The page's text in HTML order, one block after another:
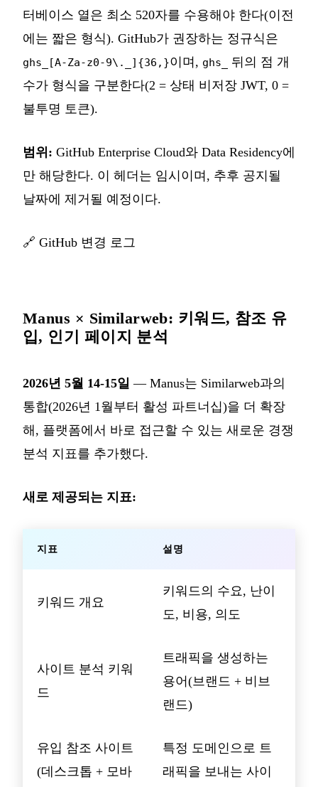
터베이스 열은 최소 520자를 수용해야 한다(이전
에는 짧은 형식). GitHub가 권장하는 정규식은
ghs_[A-Za-z0-9\._]{36,}이며, ghs_
뒤의 점 개
수가 형식을 구분한다(2 = 상태 비저장 JWT, 0 =
불투명 토큰).
범위: GitHub Enterprise Cloud와 Data Residency에
만 해당한다. 이 헤더는 임시이며, 추후 공지될
날짜에 제거될 예정이다.
🔗 GitHub 변경 로그
Manus × Similarweb: 키워드, 참조 유
입, 인기 페이지 분석
2026년 5월 14-15일 — Manus는 Similarweb과의
통합(2026년 1월부터 활성 파트너십)을 더 확장
해, 플랫폼에서 바로 접근할 수 있는 새로운 경쟁
분석 지표를 추가했다.
새로 제공되는 지표:
지표 설명
키워드 개요
키워드의 수요, 난이
도, 비용, 의도
사이트 분석 키워
드
트래픽을 생성하는
용어(브랜드 + 비브
랜드)
유입 참조 사이트
(데스크톱 + 모바
특정 도메인으로 트
래픽을 보내는 사이